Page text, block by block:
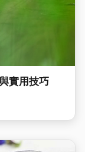
實用技巧